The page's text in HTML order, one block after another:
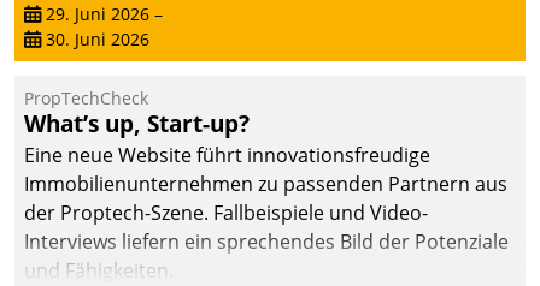
29. Juni 2026 –
30. Juni 2026
PropTechCheck
What’s up, Start-up?
Eine neue Website führt innovationsfreudige
Immobilienunternehmen zu passenden Partnern aus
der Proptech-Szene. Fallbeispiele und Video-
Interviews liefern ein sprechendes Bild der Potenziale
und Fähigkeiten.